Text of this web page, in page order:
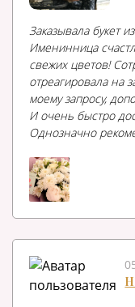
Заказывала букет
Именинница
свежих цветов!
отреагировала на
моему запросу,
И очень быстро
Однозначно